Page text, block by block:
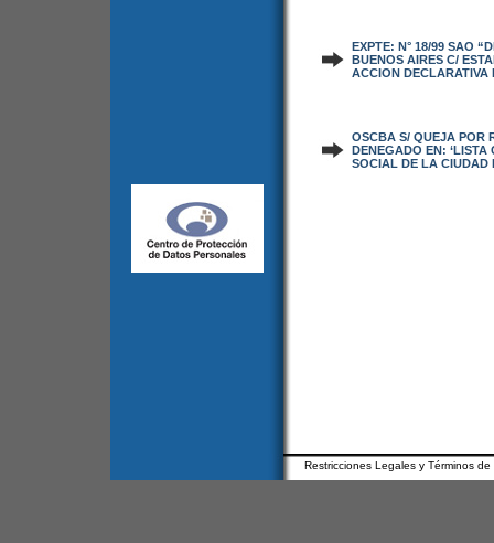
EXPTE: N° 18/99 SAO
BUENOS AIRES C/
ACCION DECLARATIVA
OSCBA S/ QUEJA POR
DENEGADO EN:
SOCIAL DE LA CIUDAD
Restricciones Legales y Términos de